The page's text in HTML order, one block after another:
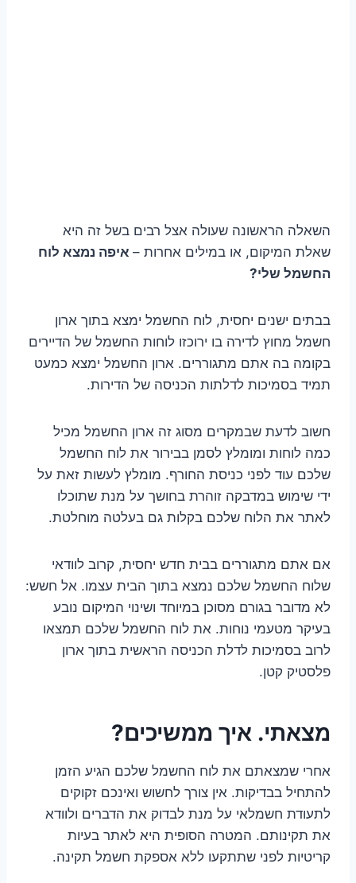
השאלה הראשונה שעולה אצל רבים בשל זה היא
שאלת המיקום, או במילים אחרות – איפה נמצא לוח
החשמל שלי?
בבתים ישנים יחסית, לוח החשמל ימצא בתוך ארון
חשמל מחוץ לדירה בו ירוכזו לוחות החשמל של הדיירים
בקומה בה אתם מתגוררים. ארון החשמל ימצא כמעט
תמיד בסמיכות לדלתות הכניסה של הדירות.
חשוב לדעת שבמקרים מסוג זה ארון החשמל מכיל
כמה לוחות ומומלץ לסמן בבירור את לוח החשמל
שלכם עוד לפני כניסת החורף. מומלץ לעשות זאת על
ידי שימוש במדבקה זוהרת בחושך על מנת שתוכלו
לאתר את הלוח שלכם בקלות גם בעלטה מוחלטת.
אם אתם מתגוררים בבית חדש יחסית, קרוב לוודאי
שלוח החשמל שלכם נמצא בתוך הבית עצמו. אל חשש:
לא מדובר בגורם מסוכן במיוחד ושינוי המיקום נובע
בעיקר מטעמי נוחות. את לוח החשמל שלכם תמצאו
לרוב בסמיכות לדלת הכניסה הראשית בתוך ארון
פלסטיק קטן.
מצאתי. איך ממשיכים?
אחרי שמצאתם את לוח החשמל שלכם הגיע הזמן
להתחיל בבדיקות. אין צורך לחשוש ואינכם זקוקים
לתעודת חשמלאי על מנת לבדוק את הדברים ולוודא
את תקינותם. המטרה הסופית היא לאתר בעיות
קריטיות לפני שתתקעו ללא אספקת חשמל תקינה.